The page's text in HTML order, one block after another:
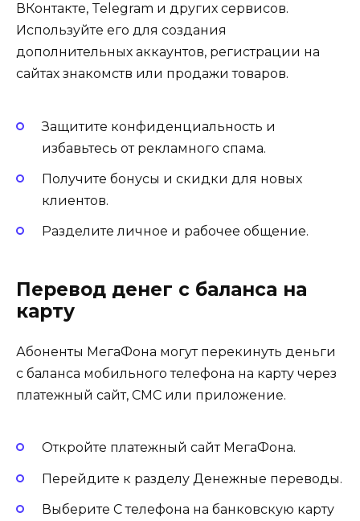
ВКонтакте, Telegram и других сервисов.
Используйте его для создания
дополнительных аккаунтов, регистрации на
сайтах знакомств или продажи товаров.
Защитите конфиденциальность и
избавьтесь от рекламного спама.
Получите бонусы и скидки для новых
клиентов.
Разделите личное и рабочее общение.
Перевод денег с баланса на
карту
Абоненты МегаФона могут перекинуть деньги
с баланса мобильного телефона на карту через
платежный сайт, СМС или приложение.
Откройте платежный сайт МегаФона.
Перейдите к разделу Денежные переводы.
Выберите С телефона на банковскую карту